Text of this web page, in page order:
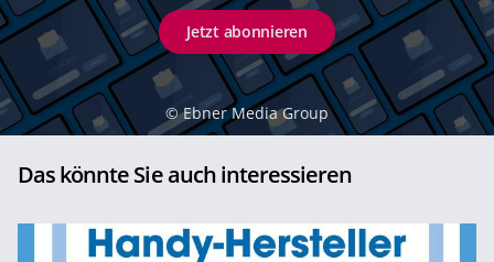
Jetzt abonnieren
© Ebner Media Group
Das könnte Sie auch interessieren